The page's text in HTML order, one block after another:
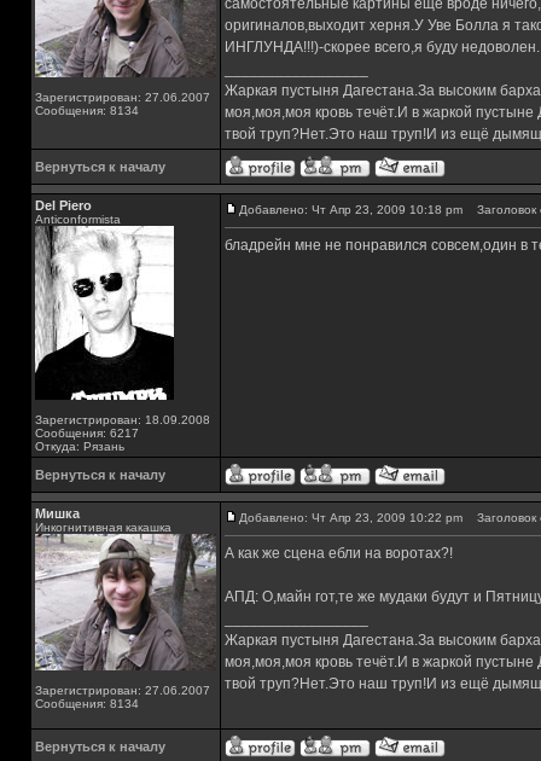
Зарегистрирован: 27.06.2007
Сообщения: 8134
самостоятельные картины ещё вроде
оригиналов,выходит херня.У Уве Болла я
ИНГЛУНДА!!!)-скорее всего,я буду недоволен.
Жаркая пустыня Дагестана.За высоким
моя,моя,моя кровь течёт.И в жаркой
твой труп?Нет.Это наш труп!И из ещё
Вернуться к началу
Del Piero
Аnticonformista
Зарегистрирован: 18.09.2008
Сообщения: 6217
Откуда: Рязань
Добавлено: Чт Апр 23, 2009 10:18 pm Заголовок
бладрейн мне не понравился совсем,один в
Вернуться к началу
Мишка
Инкогнитивная какашка
Зарегистрирован: 27.06.2007
Сообщения: 8134
Добавлено: Чт Апр 23, 2009 10:22 pm Заголовок
А как же сцена ебли на воротах?!
АПД: О,майн гот,те же мудаки будут и
Жаркая пустыня Дагестана.За высоким
моя,моя,моя кровь течёт.И в жаркой
твой труп?Нет.Это наш труп!И из ещё
Вернуться к началу